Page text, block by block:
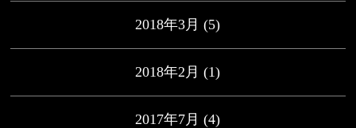
2018年3月 (5)
2018年2月 (1)
2017年7月 (4)